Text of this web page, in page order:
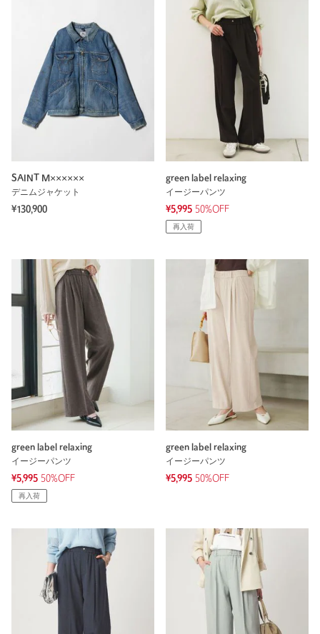
SAINT M××××××
デニムジャケット
¥130,900
green label relaxing
イージーパンツ
¥5,995 50%OFF
再入荷
green label relaxing
イージーパンツ
¥5,995 50%OFF
再入荷
green label relaxing
イージーパンツ
¥5,995 50%OFF